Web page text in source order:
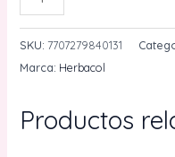
Cubre
Canas
For
240
SKU: 7707279840131
Marca: Herbacol
Productos